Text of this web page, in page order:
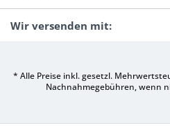
Wir versenden mit:
* Alle Preise inkl. gesetzl.
Nachnahmegebühren, wenn